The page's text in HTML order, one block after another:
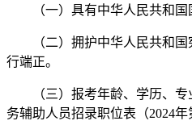
（一）具有中华人民共和国
（二）拥护中华人民共和国
行端正。
（三）报考年龄、学历、专
务辅助人员招录职位表（2024